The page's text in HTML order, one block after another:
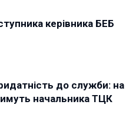
керівника БЕБ
до служби: на
начальника ТЦК